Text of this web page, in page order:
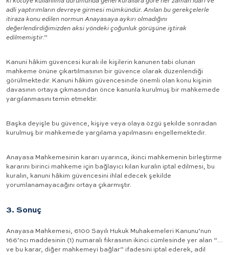
adli yaptırımların devreye girmesi mümkündür. Anılan bu gerekçelerle
itiraza konu edilen normun Anayasaya aykırı olmadığını
değerlendirdiğimizden aksi yöndeki çoğunluk görüşüne iştirak
edilmemiştir.”
Kanuni hâkim güvencesi kuralı ile kişilerin kanunen tabi olunan
mahkeme önüne çıkartılmasının bir güvence olarak düzenlendiği
görülmektedir. Kanuni hâkim güvencesinde önemli olan konu kişinin
davasının ortaya çıkmasından önce kanunla kurulmuş bir mahkemede
yargılanmasını temin etmektir.
Başka deyişle bu güvence, kişiye veya olaya özgü şekilde sonradan
kurulmuş bir mahkemede yargılama yapılmasını engellemektedir.
Anayasa Mahkemesinin kararı uyarınca, ikinci mahkemenin birleştirme
kararını birinci mahkeme için bağlayıcı kılan kuralın iptal edilmesi, bu
kuralın, kanuni hâkim güvencesini ihlal edecek şekilde
yorumlanamayacağını ortaya çıkarmıştır.
3. Sonuç
Anayasa Mahkemesi, 6100 Sayılı Hukuk Muhakemeleri Kanunu’nun
166’ncı maddesinin (1) numaralı fıkrasının ikinci cümlesinde yer alan “…
ve bu karar, diğer mahkemeyi bağlar” ifadesini iptal ederek, adil